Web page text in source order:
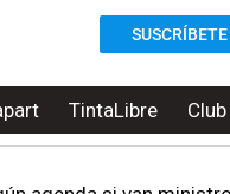
SUSCRÍBETE
TintaLibre